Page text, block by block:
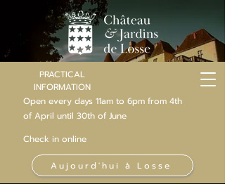
PRACTICAL
INFORMATION
Open every days 11am to 6pm from 4th
of April until 30th of June
Check in online
Aujourd'hui à Losse